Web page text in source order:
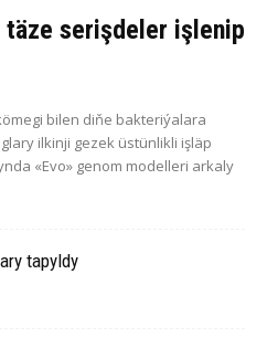
serişdeler işlenip
bilen diňe bakteriýalara
ilkinji gezek üstünlikli işläp
«Evo» genom modelleri arkaly
tapyldy